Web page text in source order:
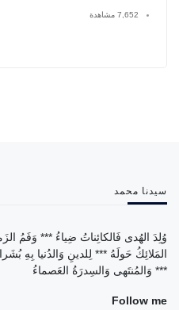
7,652 مشاهدة
سيدنا محمد
وُلِدَ الهُدى فَالكائِناتُ ضِياءُ *** وَفَمُ
المَلائِكُ حَولَهُ *** لِلدينِ وَالدُنيا بِهِ
*** وَالمُنتَهى وَالسِدرَةُ العَصماءُ
Follow me